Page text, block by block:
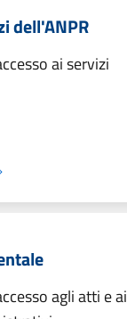
dell'ANPR
ai servizi
agli atti e ai